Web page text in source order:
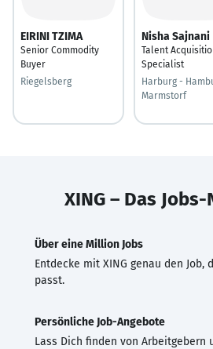
EIRINI TZIMA
Senior Commodity
Buyer
Riegelsberg
Nisha Sajnani
Talent
Specialist
Harburg -
Marmstorf
XING – Das
Über eine Million Jobs
Entdecke mit XING genau den Job,
passt.
Persönliche Job-Angebote
Lass Dich finden von Arbeitgebern